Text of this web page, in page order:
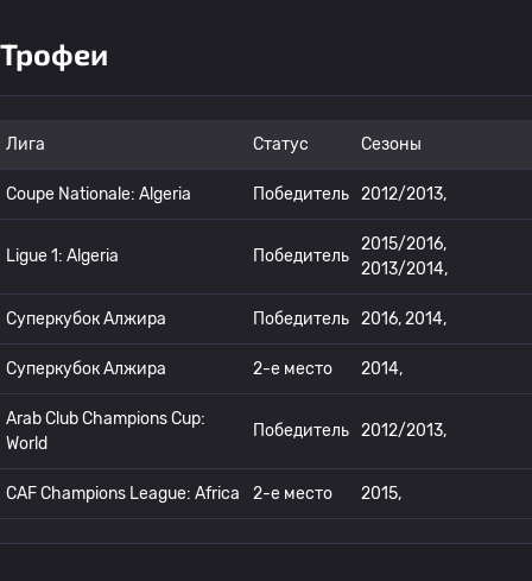
Трофеи
Лига Статус Сезоны
Coupe Nationale: Algeria Победитель 2012/2013,
Ligue 1: Algeria Победитель
2015/2016,
2013/2014,
Суперкубок Алжира Победитель 2016, 2014,
Суперкубок Алжира 2-е место 2014,
Arab Club Champions Cup:
World
Победитель 2012/2013,
CAF Champions League: Africa 2-е место 2015,